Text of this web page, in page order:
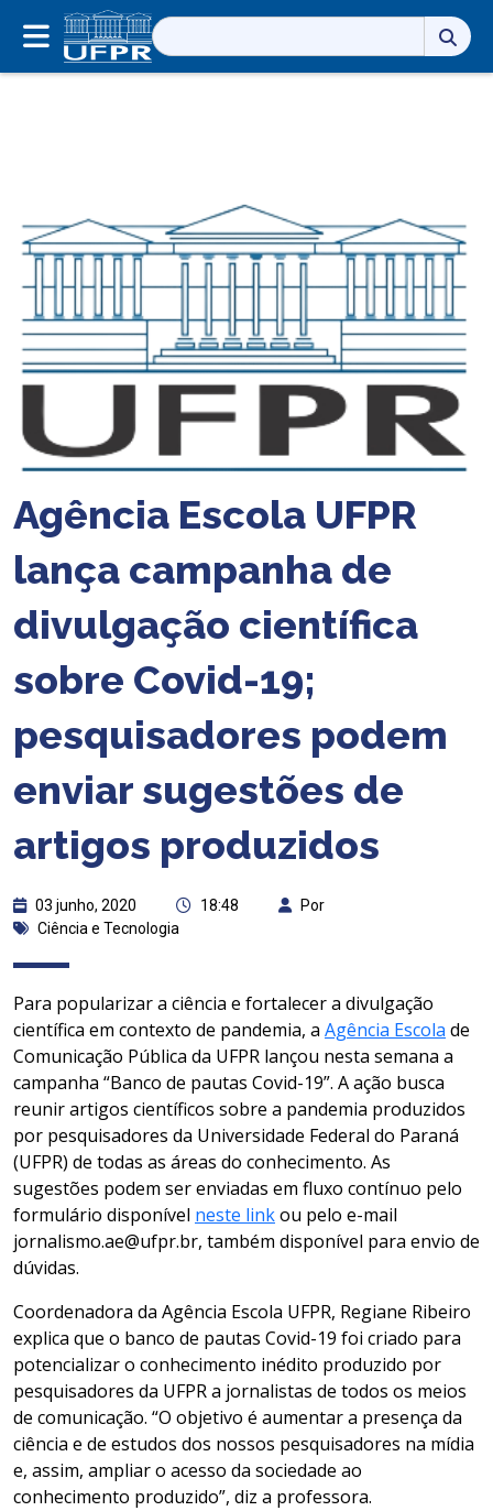
Pesquisar
por:
Agência Escola UFPR
lança campanha de
divulgação científica
sobre Covid-19;
pesquisadores podem
enviar sugestões de
artigos produzidos
03 junho, 2020 18:48
Por
Ciência e Tecnologia
Para popularizar a ciência e fortalecer a divulgação
científica em contexto de pandemia, a Agência Escola de
Comunicação Pública da UFPR lançou nesta semana a
campanha “Banco de pautas Covid-19”. A ação busca
reunir artigos científicos sobre a pandemia produzidos
por pesquisadores da Universidade Federal do Paraná
(UFPR) de todas as áreas do conhecimento. As
sugestões podem ser enviadas em fluxo contínuo pelo
formulário disponível neste linkou pelo e-mail
jornalismo.ae@ufpr.br, também disponível para envio de
dúvidas.
Coordenadora da Agência Escola UFPR, Regiane Ribeiro
explica que o banco de pautas Covid-19 foi criado para
potencializar o conhecimento inédito produzido por
pesquisadores da UFPR a jornalistas de todos os meios
de comunicação. “O objetivo é aumentar a presença da
ciência e de estudos dos nossos pesquisadores na mídia
e, assim, ampliar o acesso da sociedade ao
conhecimento produzido”, diz a professora.